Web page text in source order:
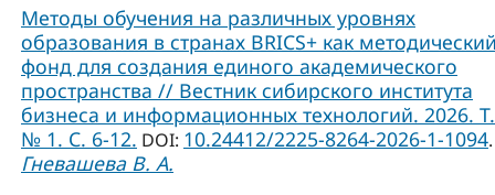
Методы обучения на различных уровнях
образования в странах BRICS+ как
фонд для создания единого академического
пространства // Вестник сибирского института
бизнеса и информационных технологий. 2026.
№ 1. С. 6-12. DOI: 10.24412/2225-8264-2026-1-1094.
Гневашева В. А.